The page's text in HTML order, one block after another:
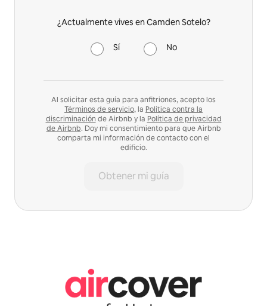
¿Actualmente vives en Camden Sotelo?
Sí No
Al solicitar esta guía para anfitriones, acepto los
Términos de servicio, la Política contra la
discriminación de Airbnb y la Política de privacidad
de Airbnb. Doy mi consentimiento para que Airbnb
comparta mi información de contacto con el
edificio.
Obtener mi guía